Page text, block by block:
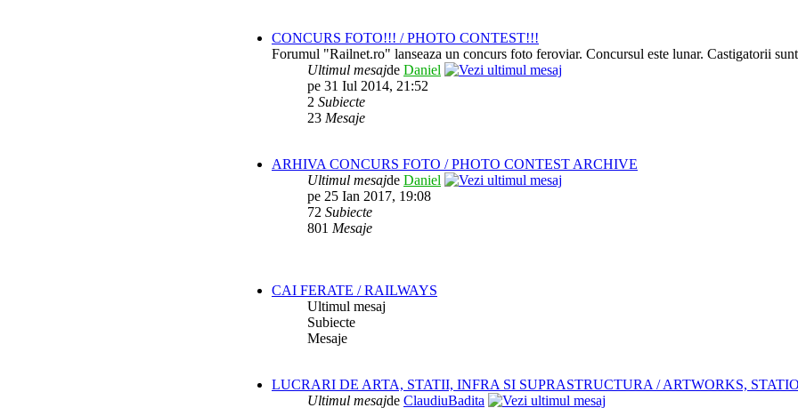
CONCURS FOTO!!! / PHOTO CONTEST!!!
Forumul "Railnet.ro" lanseaza un concurs foto feroviar. Concursul este lunar. Castigatorii
Ultimul mesajde Daniel
pe 31 Iul 2014, 21:52
2 Subiecte
23 Mesaje
ARHIVA CONCURS FOTO / PHOTO CONTEST ARCHIVE
Ultimul mesajde Daniel
pe 25 Ian 2017, 19:08
72 Subiecte
801 Mesaje
CAI FERATE / RAILWAYS
Ultimul mesaj
Subiecte
Mesaje
LUCRARI DE ARTA, STATII, INFRA SI SUPRASTRUCTURA / ARTWORKS,
Ultimul mesajde ClaudiuBadita